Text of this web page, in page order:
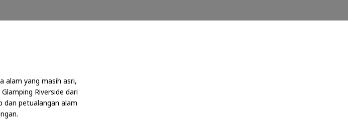
alam yang masih asri,
Riverside dari
dan petualangan alam